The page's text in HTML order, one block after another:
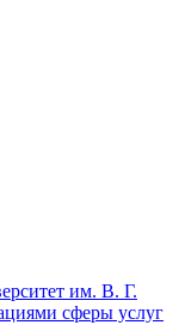
им. В. Г.
сферы услуг